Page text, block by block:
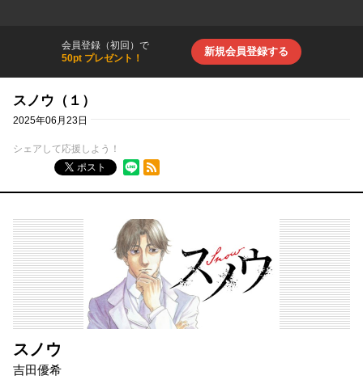
会員登録（初回）で
50pt プレゼント！
新規会員登録する
スノウ（１）
2025年06月23日
シェアして応援しよう！
ポスト
RSSフィード
スノウ
吉田優希